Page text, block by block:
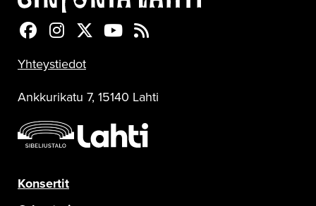
Sinfonia Lahti Facebookissa
Sinfonia Lahti Instagramissa
Sinfonia Lahti Twitterissä
Sinfonia Lahti YouTubessa
Sinfonia Lahti RSS-feed
Yhteystiedot
Ankkurikatu 7, 15140 Lahti
Konsertit